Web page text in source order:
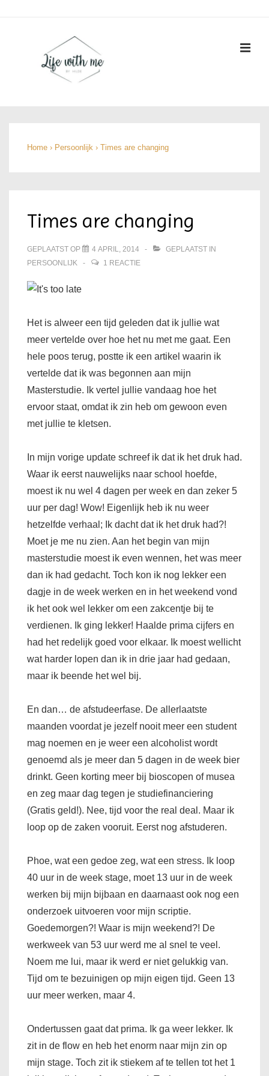
hoofdinhoud
Home › Persoonlijk › Times are changing
Times are changing
GEPLAATST OP 4 APRIL, 2014
GEPLAATST IN
PERSOONLIJK
1 REACTIE
Het is alweer een tijd geleden dat ik jullie wat
meer vertelde over hoe het nu met me gaat. Een
hele poos terug, postte ik een artikel waarin ik
vertelde dat ik was begonnen aan mijn
Masterstudie. Ik vertel jullie vandaag hoe het
ervoor staat, omdat ik zin heb om gewoon even
met jullie te kletsen.
In mijn vorige update schreef ik dat ik het druk had.
Waar ik eerst nauwelijks naar school hoefde,
moest ik nu wel 4 dagen per week en dan zeker 5
uur per dag! Wow! Eigenlijk heb ik nu weer
hetzelfde verhaal; Ik dacht dat ik het druk had?!
Moet je me nu zien. Aan het begin van mijn
masterstudie moest ik even wennen, het was meer
dan ik had gedacht. Toch kon ik nog lekker een
dagje in de week werken en in het weekend vond
ik het ook wel lekker om een zakcentje bij te
verdienen. Ik ging lekker! Haalde prima cijfers en
had het redelijk goed voor elkaar. Ik moest wellicht
wat harder lopen dan ik in drie jaar had gedaan,
maar ik beende het wel bij.
En dan… de afstudeerfase. De allerlaatste
maanden voordat je jezelf nooit meer een student
mag noemen en je weer een alcoholist wordt
genoemd als je meer dan 5 dagen in de week bier
drinkt. Geen korting meer bij bioscopen of musea
en zeg maar dag tegen je studiefinanciering
(Gratis geld!). Nee, tijd voor the real deal. Maar ik
loop op de zaken vooruit. Eerst nog afstuderen.
Phoe, wat een gedoe zeg, wat een stress. Ik loop
40 uur in de week stage, moet 13 uur in de week
werken bij mijn bijbaan en daarnaast ook nog een
onderzoek uitvoeren voor mijn scriptie.
Goedemorgen?! Waar is mijn weekend?! De
werkweek van 53 uur werd me al snel te veel.
Noem me lui, maar ik werd er niet gelukkig van.
Tijd om te bezuinigen op mijn eigen tijd. Geen 13
uur meer werken, maar 4.
Ondertussen gaat dat prima. Ik ga weer lekker. Ik
zit in de flow en heb het enorm naar mijn zin op
mijn stage. Toch zit ik stiekem af te tellen tot het 1